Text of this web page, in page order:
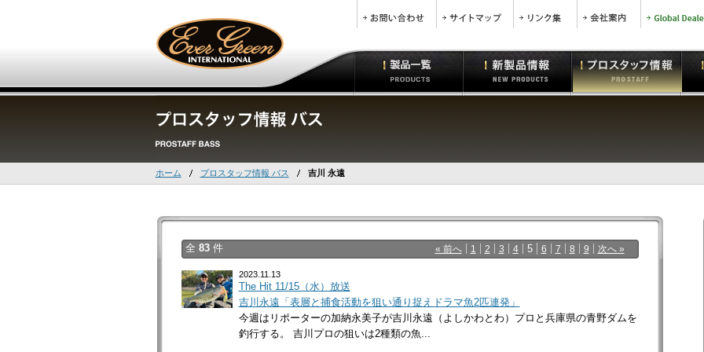
ホーム プロスタッフ情報 バス 吉川 永遠
« 前へ 1 2 3 4 5 6 7 8 9 次へ »
全 83件
2023.11.13
The Hit 11/15（水）放送
吉川永遠「表層と捕食活動を狙い通り捉えドラマ魚2匹連発」
今週はリポーターの加納永美子が吉川永遠（よしかわとわ）プロと兵庫県の青野ダムを
釣行する。 吉川プロの狙いは2種類の魚...